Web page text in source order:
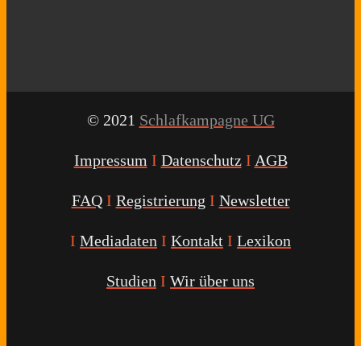
© 2021 Schlafkampagne UG
Impressum I Datenschutz I AGB
FAQ I Registrierung I Newsletter
I Mediadaten I Kontakt I Lexikon
Studien I Wir über uns